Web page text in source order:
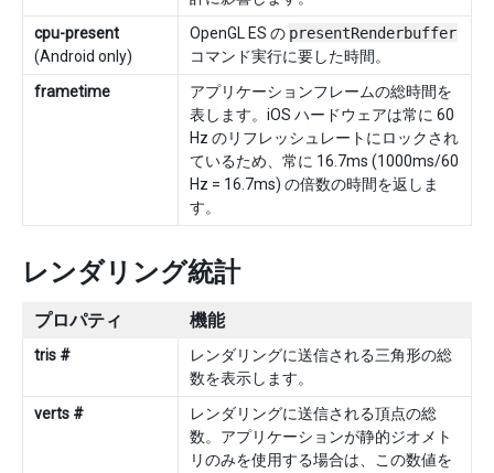
cpu-present
(Android only)
OpenGL ES の presentRenderbuffer
コマンド実行に要した時間。
frametime
アプリケーションフレームの総時間を
表します。iOS ハードウェアは常に 60
Hz のリフレッシュレートにロックされ
ているため、常に 16.7ms (1000ms/60
Hz = 16.7ms) の倍数の時間を返しま
す。
レンダリング統計
プロパティ 機能
tris #
レンダリングに送信される三角形の総
数を表示します。
verts #
レンダリングに送信される頂点の総
数。アプリケーションが静的ジオメト
リのみを使用する場合は、この数値を